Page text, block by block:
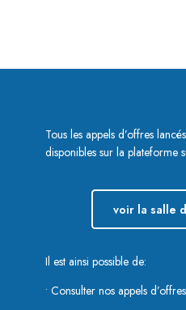
Tous les appels d’offres
disponibles sur la plateforme
voir la salle
Il est ainsi possible de:
• Consulter nos appels d’offres